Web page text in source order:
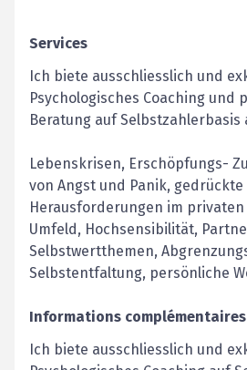
Services
Ich biete ausschliesslich und
Psychologisches Coaching und
Beratung auf Selbstzahlerbasis
Lebenskrisen, Erschöpfungs-
von Angst und Panik, gedrückte
Herausforderungen im
Umfeld, Hochsensibilität,
Selbstwertthemen,
Selbstentfaltung, persönliche
Informations
Ich biete ausschliesslich und